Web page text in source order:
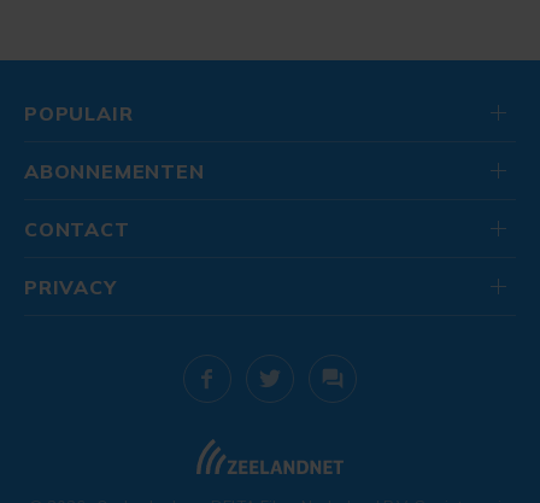
POPULAIR
ABONNEMENTEN
CONTACT
PRIVACY